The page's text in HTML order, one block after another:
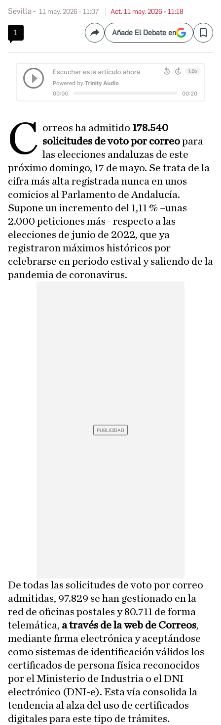
Sevilla 11 may. 2026 - 11:07 Act. 11 may. 2026 - 11:18
1 CompartirAñade El Debate en Save
C orreos ha admitido 178.540
solicitudes de voto por correopara
las elecciones andaluzas de este
próximo domingo, 17 de mayo. Se trata de la
cifra más alta registrada nunca en unos
comicios al Parlamento de Andalucía.
Supone un incremento del 1,11 % –unas
2.000 peticiones más– respecto a las
elecciones de junio de 2022, que ya
registraron máximos históricos por
celebrarse en periodo estival y saliendo de la
pandemia de coronavirus.
De todas las solicitudes de voto por correo
admitidas, 97.829 se han gestionado en la
red de oficinas postales y 80.711 de forma
telemática, a través de la web de Correos,
mediante firma electrónica y aceptándose
como sistemas de identificación válidos los
certificados de persona física reconocidos
por el Ministerio de Industria o el DNI
electrónico (DNI-e). Esta vía consolida la
tendencia al alza del uso de certificados
digitales para este tipo de trámites.